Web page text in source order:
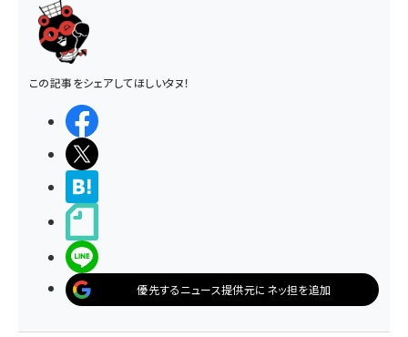
この記事をシェアしてほしいタヌ！
優先するニュース提供元にネッ担を追加